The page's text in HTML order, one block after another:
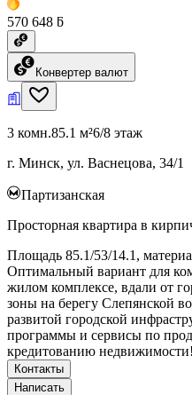
570 648 ƃ
Конвертер валют
3 комн.85.1 м²6/8 этаж
г. Минск, ул. Васнецова, 34/1
Партизанская
Просторная квартира в
Площадь 85.1/53/14.1,
Оптимальный вариант для
жилом комплексе, вдали от
зоны на берегу Слепянской
развитой городской
программы и сервисы по
кредитованию недвижимости!
Контакты
Написать